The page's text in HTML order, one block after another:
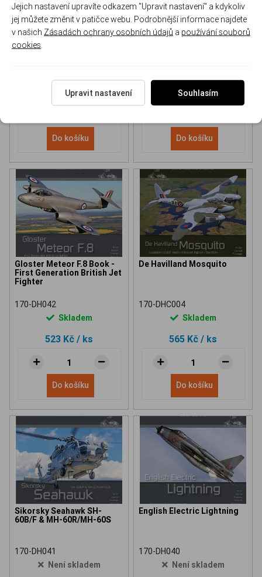
NH 90 helicopter Book
613 Kč/ ks
Do košíku
P-51D Mustang Book
565 Kč/ ks
Do košíku
Gloster Meteor F.8 Book -
First Generation British Jet
Fighter
170-DH042
Skladem
523 Kč / ks
Do košíku
De Havilland Mosquito
170-DHC004
Skladem
565 Kč / ks
Do košíku
Sikorsky Seahawk SH-
60B/F & MH-60R/MH-60S
170-DH041
Není skladem
English Electric Lightning
170-DH040
Není skladem
Jejich nastavení upravíte odkazem "Upravit nastavení" a kdykoliv
jej můžete změnit v patičce webu. Podrobnější informace najdete
v našich Zásadách ochrany osobních údajů a používání souborů
cookies
Upravit nastavení Souhlasím